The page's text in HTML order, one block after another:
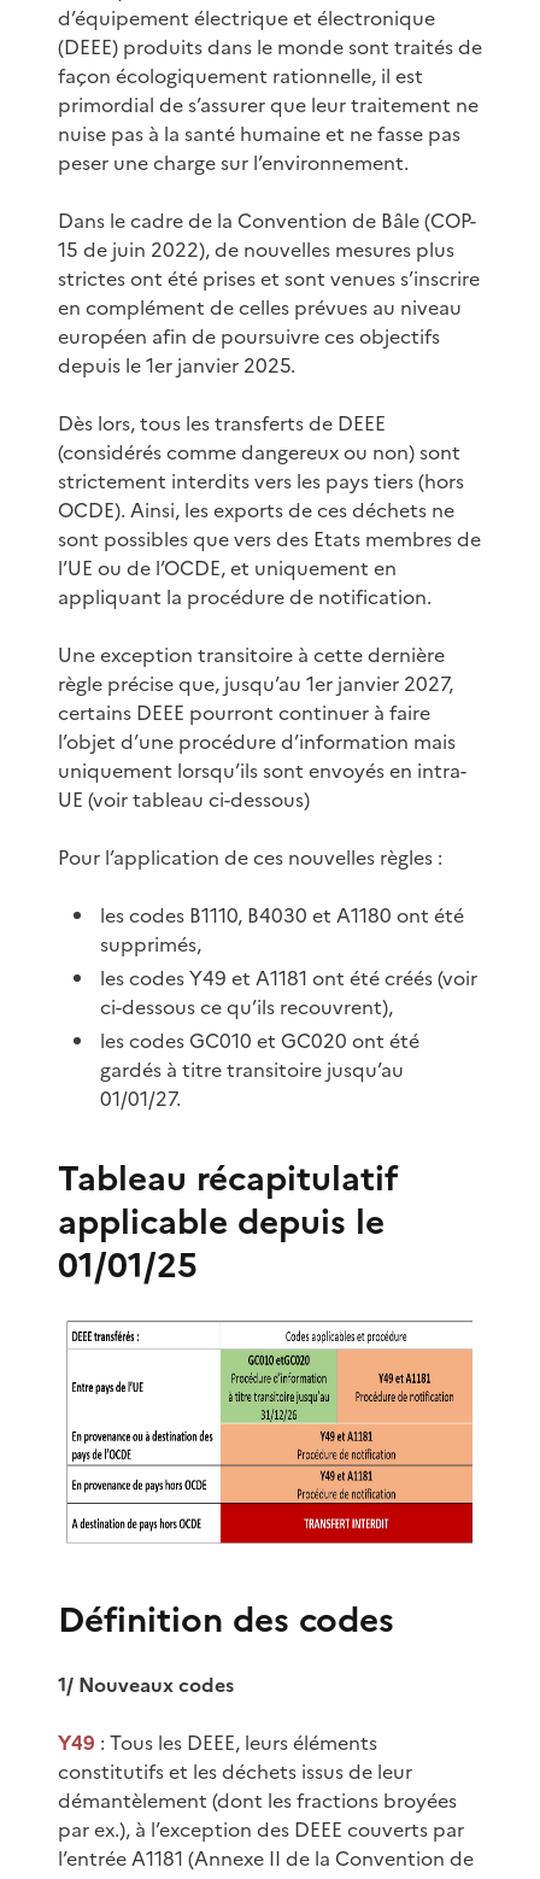
d’équipement électrique et électronique
(DEEE) produits dans le monde sont traités de
façon écologiquement rationnelle, il est
primordial de s’assurer que leur traitement ne
nuise pas à la santé humaine et ne fasse pas
peser une charge sur l’environnement.
Dans le cadre de la Convention de Bâle (COP-
15 de juin 2022), de nouvelles mesures plus
strictes ont été prises et sont venues s’inscrire
en complément de celles prévues au niveau
européen afin de poursuivre ces objectifs
depuis le 1er janvier 2025.
Dès lors, tous les transferts de DEEE
(considérés comme dangereux ou non) sont
strictement interdits vers les pays tiers (hors
OCDE). Ainsi, les exports de ces déchets ne
sont possibles que vers des Etats membres de
l’UE ou de l’OCDE, et uniquement en
appliquant la procédure de notification.
Une exception transitoire à cette dernière
règle précise que, jusqu’au 1er janvier 2027,
certains DEEE pourront continuer à faire
l’objet d’une procédure d’information mais
uniquement lorsqu’ils sont envoyés en intra-
UE (voir tableau ci-dessous)
Pour l’application de ces nouvelles règles :
les codes B1110, B4030 et A1180 ont été
supprimés,
les codes Y49 et A1181 ont été créés (voir
ci-dessous ce qu’ils recouvrent),
les codes GC010 et GC020 ont été
gardés à titre transitoire jusqu’au
01/01/27.
Tableau récapitulatif
applicable depuis le
01/01/25
Définition des codes
1/ Nouveaux codes
Y49 : Tous les DEEE, leurs éléments
constitutifs et les déchets issus de leur
démantèlement (dont les fractions broyées
par ex.), à l’exception des DEEE couverts par
l’entrée A1181 (Annexe II de la Convention de